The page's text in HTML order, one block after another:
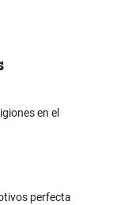
en el
perfecta